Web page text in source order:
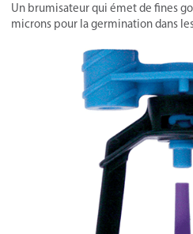
Un brumisateur qui émet de fines
microns pour la germination dans